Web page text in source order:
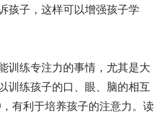
孩子，这样可以增强孩子学
练专注力的事情，尤其是大
训练孩子的口、眼、脑的相互
有利于培养孩子的注意力。读